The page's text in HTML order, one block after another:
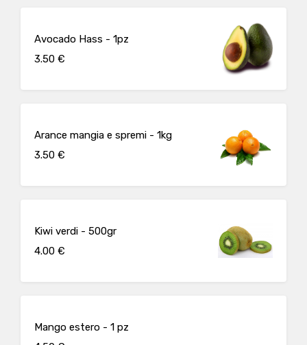
Avocado Hass - 1pz
3.50 €
Arance mangia e spremi - 1kg
3.50 €
Kiwi verdi - 500gr
4.00 €
Mango estero - 1 pz